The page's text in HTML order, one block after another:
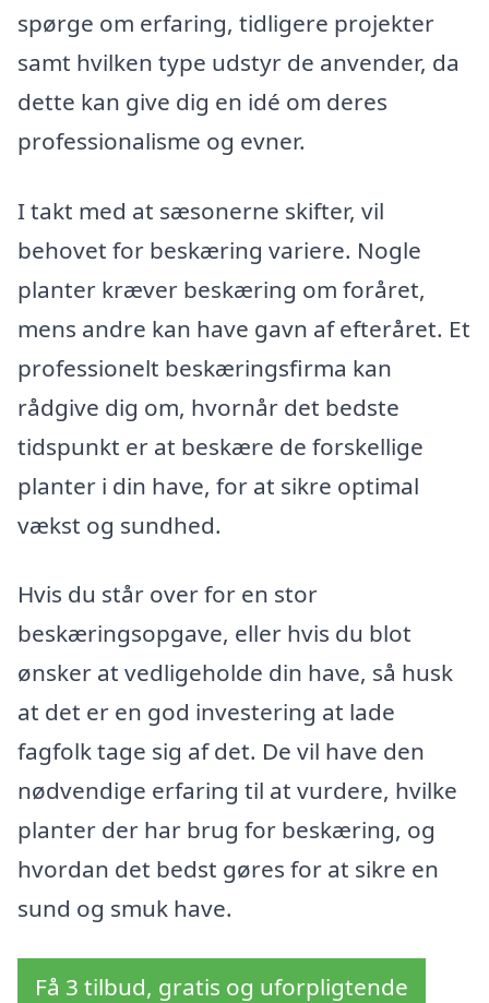
spørge om erfaring, tidligere projekter
samt hvilken type udstyr de anvender, da
dette kan give dig en idé om deres
professionalisme og evner.
I takt med at sæsonerne skifter, vil
behovet for beskæring variere. Nogle
planter kræver beskæring om foråret,
mens andre kan have gavn af efteråret. Et
professionelt beskæringsfirma kan
rådgive dig om, hvornår det bedste
tidspunkt er at beskære de forskellige
planter i din have, for at sikre optimal
vækst og sundhed.
Hvis du står over for en stor
beskæringsopgave, eller hvis du blot
ønsker at vedligeholde din have, så husk
at det er en god investering at lade
fagfolk tage sig af det. De vil have den
nødvendige erfaring til at vurdere, hvilke
planter der har brug for beskæring, og
hvordan det bedst gøres for at sikre en
sund og smuk have.
Få 3 tilbud, gratis og uforpligtende